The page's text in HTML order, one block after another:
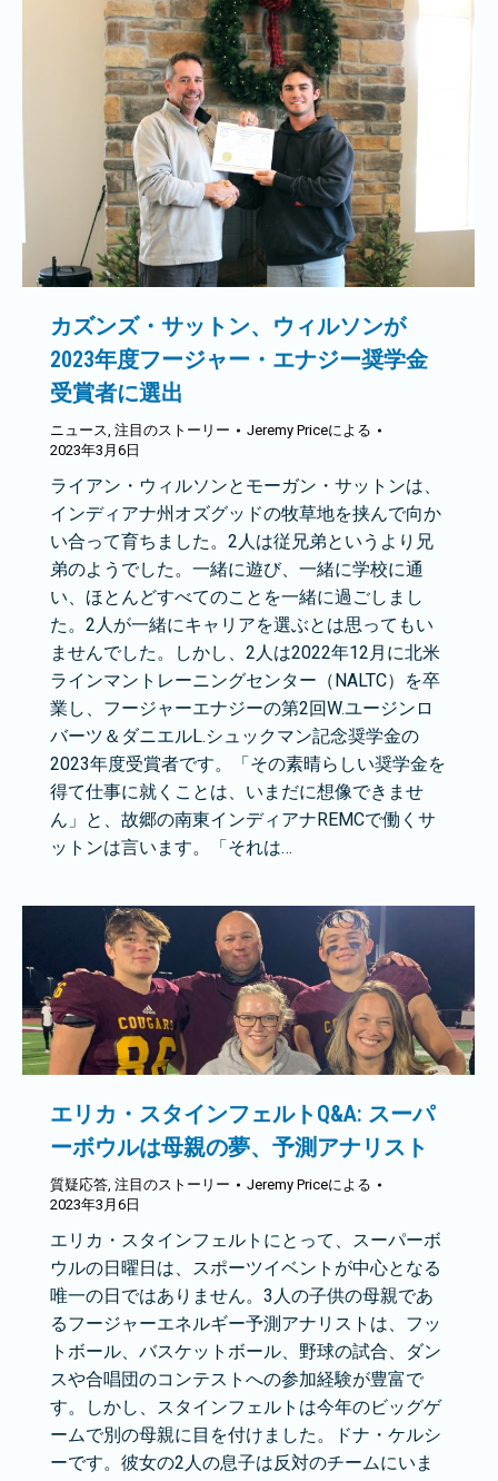
カズンズ・サットン、ウィルソンが
2023年度フージャー・エナジー奨学金
受賞者に選出
ニュース, 注目のストーリー Jeremy Priceによる
2023年3月6日
ライアン・ウィルソンとモーガン・サットンは、
インディアナ州オズグッドの牧草地を挟んで向か
い合って育ちました。2人は従兄弟というより兄
弟のようでした。一緒に遊び、一緒に学校に通
い、ほとんどすべてのことを一緒に過ごしまし
た。2人が一緒にキャリアを選ぶとは思ってもい
ませんでした。しかし、2人は2022年12月に北米
ラインマントレーニングセンター（NALTC）を卒
業し、フージャーエナジーの第2回W.ユージンロ
バーツ＆ダニエルL.シュックマン記念奨学金の
2023年度受賞者です。「その素晴らしい奨学金を
得て仕事に就くことは、いまだに想像できませ
ん」と、故郷の南東インディアナREMCで働くサ
ットンは言います。「それは…
エリカ・スタインフェルトQ&A: スーパ
ーボウルは母親の夢、予測アナリスト
質疑応答 注目のストーリー Jeremy Priceによる
2023年3月6日
エリカ・スタインフェルトにとって、スーパーボ
ウルの日曜日は、スポーツイベントが中心となる
唯一の日ではありません。3人の子供の母親であ
るフージャーエネルギー予測アナリストは、フッ
トボール、バスケットボール、野球の試合、ダン
スや合唱団のコンテストへの参加経験が豊富で
す。しかし、スタインフェルトは今年のビッグゲ
ームで別の母親に目を付けました。ドナ・ケルシ
ーです。彼女の2人の息子は反対のチームにいま